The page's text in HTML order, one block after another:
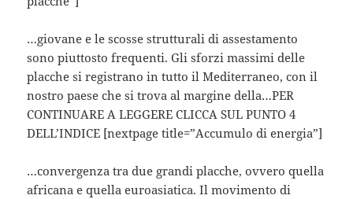
…giovane e le scosse strutturali di assestamento
sono piuttosto frequenti. Gli sforzi massimi delle
placche si registrano in tutto il Mediterraneo, con il
nostro paese che si trova al margine della…PER
CONTINUARE A LEGGERE CLICCA SUL PUNTO 4
DELL’INDICE [nextpage title=”Accumulo di energia”]
…convergenza tra due grandi placche, ovvero quella
africana e quella euroasiatica. Il movimento di